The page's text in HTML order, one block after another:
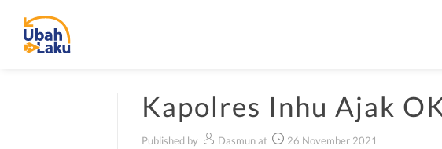
Kapolres Inhu Ajak
Published by Dasmunat 26 November 2021